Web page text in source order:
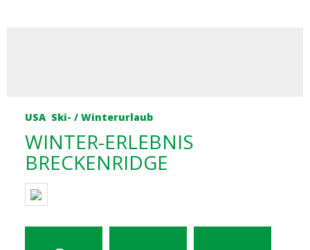
USA Ski- / Winterurlaub
WINTER-ERLEBNIS
BRECKENRIDGE